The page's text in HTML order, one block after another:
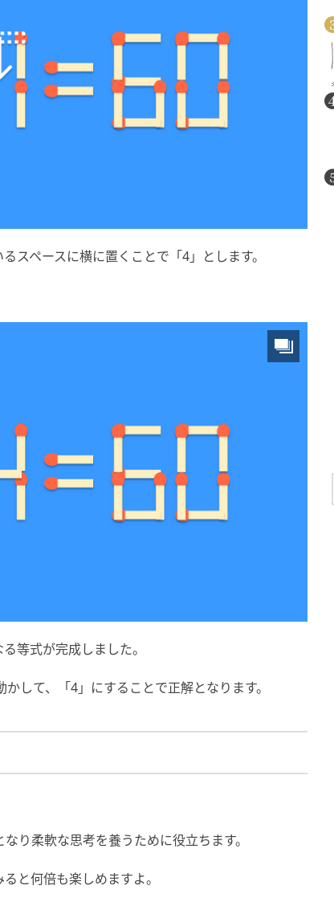
スペースに横に置くことで「4」とします。
等式が完成しました。
して、「4」にすることで正解となります。
り柔軟な思考を養うために役立ちます。
と何倍も楽しめますよ。